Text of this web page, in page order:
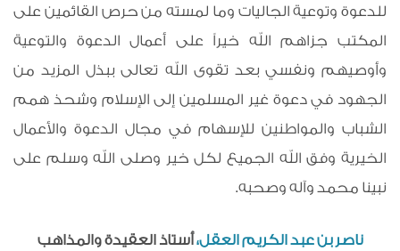
للدعوة وتوعية الجاليات وما لمسته من حرص القائمين على
المكتب جزاهم الله خيراً على أعمال الدعوة والتوعية
وأوصيهم ونفسي بعد تقوى الله تعالى ببذل المزيد من
الجهود في دعوة غير المسلمين إلى الإسلام وشحذ همم
الشباب والمواطنين للإسهام في مجال الدعوة والأعمال
الخيرية وفق الله الجميع لكل خير وصلى الله وسلم على
نبينا محمد وآله وصحبه.
ناصر بن عبد الكريم العقل،أستاذ العقيدة والمذاهب